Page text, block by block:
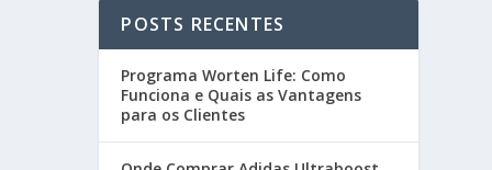
POSTS RECENTES
Programa Worten Life: Como
Funciona e Quais as Vantagens
para os Clientes